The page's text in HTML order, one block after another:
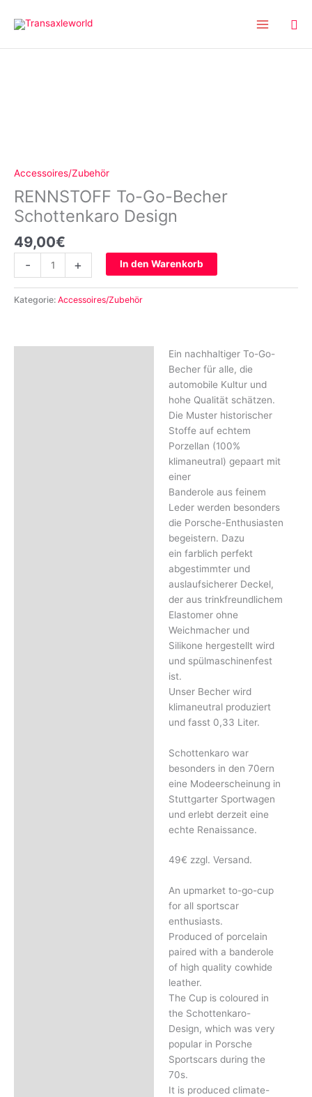
Inhalt
Accessoires/Zubehör
RENNSTOFF To-Go-Becher
Schottenkaro Design
49,00€
- + In den Warenkorb
Kategorie: Accessoires/Zubehör
Ein nachhaltiger To-Go-
Becher für alle, die
automobile Kultur und
hohe Qualität schätzen.
Die Muster historischer
Stoffe auf echtem
Porzellan (100%
klimaneutral) gepaart mit
einer
Banderole aus feinem
Leder werden besonders
die Porsche-Enthusiasten
begeistern. Dazu
ein farblich perfekt
abgestimmter und
auslaufsicherer Deckel,
der aus trinkfreundlichem
Elastomer ohne
Weichmacher und
Silikone hergestellt wird
und spülmaschinenfest
ist.
Unser Becher wird
klimaneutral produziert
und fasst 0,33 Liter.
Schottenkaro war
besonders in den 70ern
eine Modeerscheinung in
Stuttgarter Sportwagen
und erlebt derzeit eine
echte Renaissance.
49€ zzgl. Versand.
An upmarket to-go-cup
for all sportscar
enthusiasts.
Produced of porcelain
paired with a banderole
of high quality cowhide
leather.
The Cup is coloured in
the Schottenkaro-
Design, which was very
popular in Porsche
Sportscars during the
70s.
It is produced climate-